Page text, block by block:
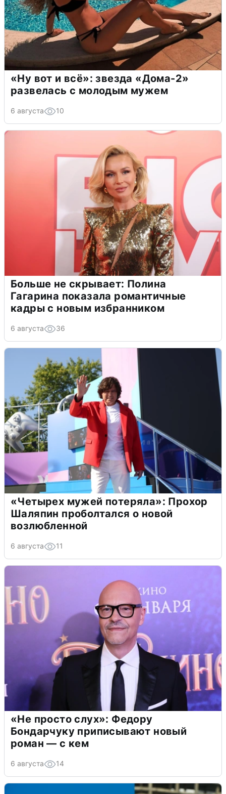
«Ну вот и всё»: звезда «Дома-2»
развелась с молодым мужем
6 августа 10
Больше не скрывает: Полина
Гагарина показала романтичные
кадры с новым избранником
6 августа 36
«Четырех мужей потеряла»: Прохор
Шаляпин проболтался о новой
возлюбленной
6 августа 11
«Не просто слух»: Федору
Бондарчуку приписывают новый
роман — с кем
6 августа 14